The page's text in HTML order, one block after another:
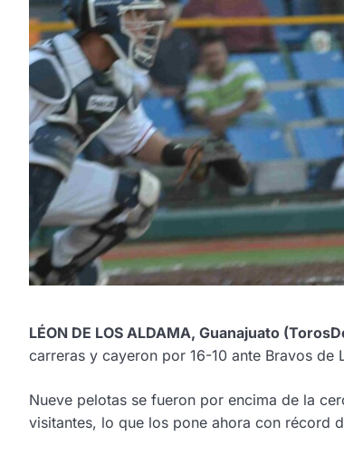
LÉON DE LOS ALDAMA, Guanajuato
carreras y cayeron por 16-10 ante Bravos de
Nueve pelotas se fueron por encima de la
visitantes, lo que los pone ahora con récord